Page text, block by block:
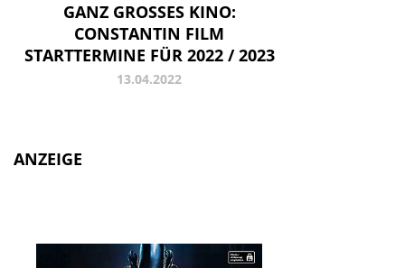
GANZ GROSSES KINO: C
ONSTANTIN FILM S
TARTTERMINE FÜR 2022 / 2023
13.04.2022
ANZEIGE